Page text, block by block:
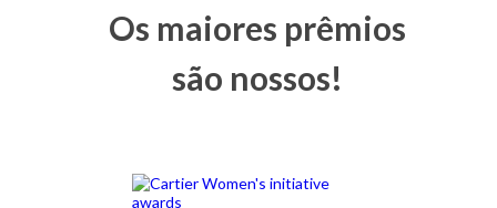
Os maiores prêmios
são nossos!